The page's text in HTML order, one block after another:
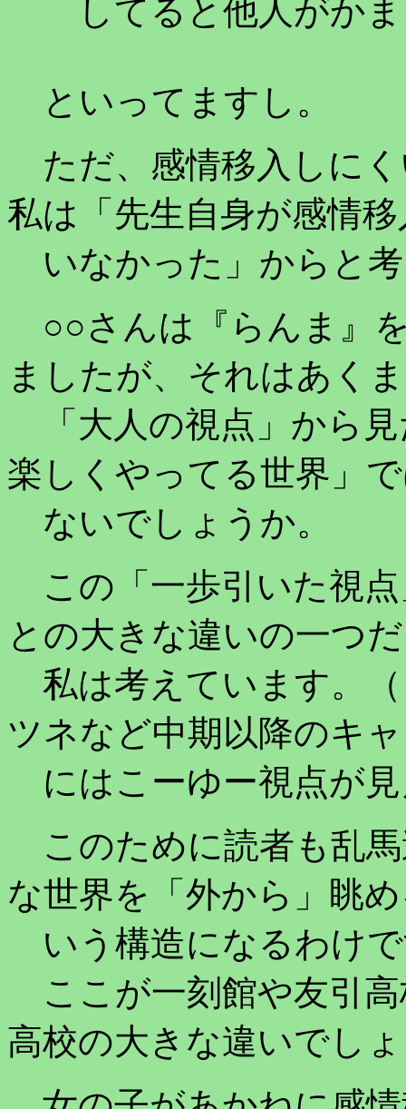
してると他人がかま
といってますし。
ただ、感情移入しに
私は「先生自身が感情
いなかった」からと
○○さんは『らんま』
ましたが、それはあく
「大人の視点」から
楽しくやってる世界」
ないでしょうか。
この「一歩引いた視
との大きな違いの一つ
私は考えています。
ツネなど中期以降のキ
にはこーゆー視点が
このために読者も乱
な世界を「外から」眺
いう構造になるわけ
ここが一刻館や友引
高校の大きな違いでし